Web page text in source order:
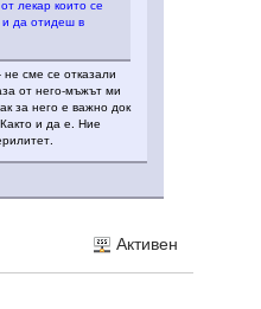
лекар които се
и да отидеш в
сме се отказали
от него-мъжът ми
за него е важно док
и да е. Ние
Активен